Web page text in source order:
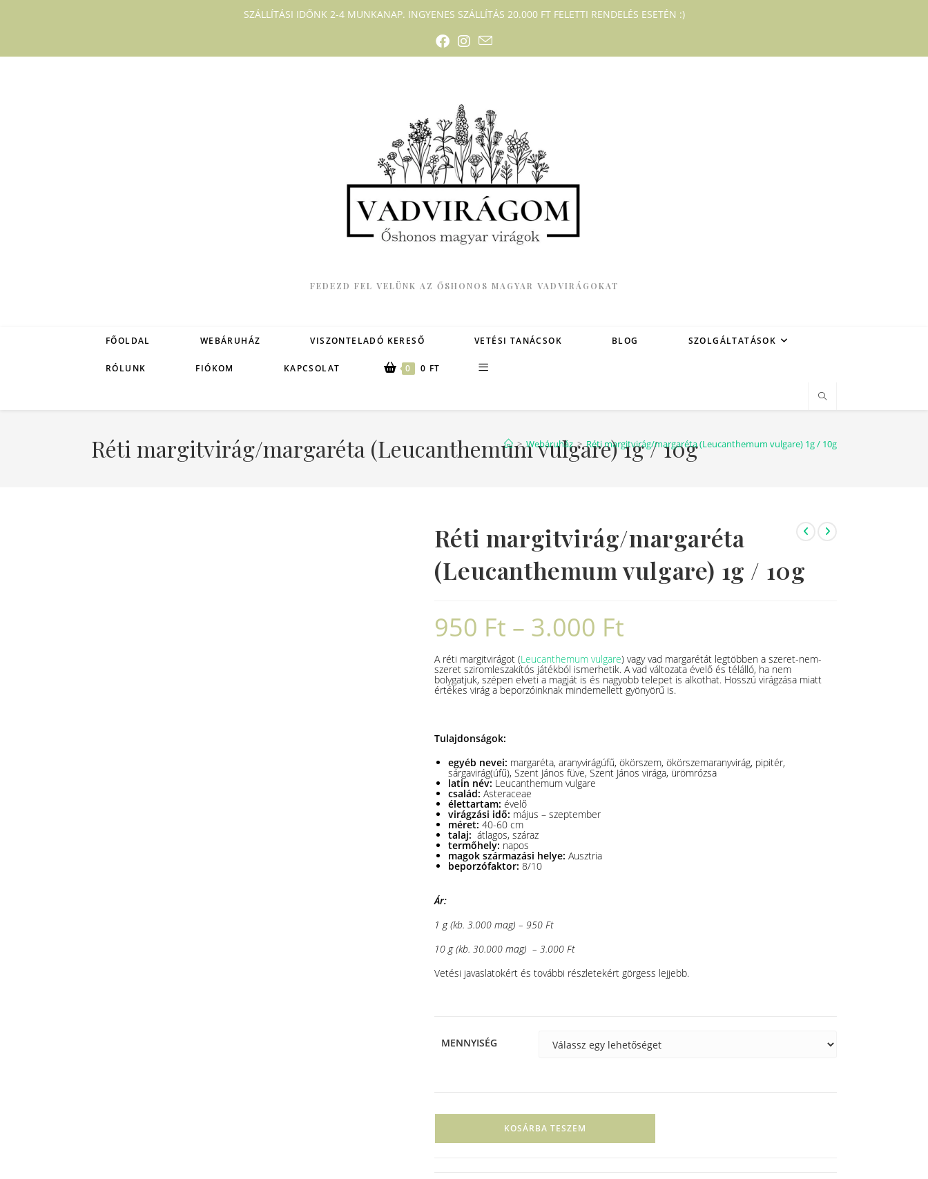
SZÁLLÍTÁSI IDŐNK 2-4 MUNKANAP. INGYENES SZÁLLÍTÁS 20.000 FT FELETTI RENDELÉS ESETÉN :)
FEDEZD FEL VELÜNK AZ ŐSHONOS MAGYAR VADVIRÁGOKAT
FŐOLDAL WEBÁRUHÁZ VISZONTELADÓ KERESŐ VETÉSI TANÁCSOK BLOG SZOLGÁLTATÁSOK
RÓLUNK FIÓKOM KAPCSOLAT 0 0 FT
Réti margitvirág/margaréta (Leucanthemum vulgare) 1g / 10g
> Webáruház > Réti margitvirág/margaréta (Leucanthemum vulgare) 1g / 10g
Réti margitvirág/margaréta
(Leucanthemum vulgare) 1g / 10g
950 Ft – 3.000 Ft
A réti margitvirágot (Leucanthemum vulgare) vagy vad margarétát legtöbben a szeret-nem-
szeret sziromleszakítós játékból ismerhetik. A vad változata évelő és télálló, ha nem
bolygatjuk, szépen elveti a magját is és nagyobb telepet is alkothat. Hosszú virágzása miatt
értékes virág a beporzóinknak mindemellett gyönyörű is.
Tulajdonságok:
egyéb nevei: margaréta, aranyvirágúfű, ökörszem, ökörszemaranyvirág, pipitér,
sárgavirág(úfű), Szent János füve, Szent János virága, ürömrózsa
latin név: Leucanthemum vulgare
család: Asteraceae
élettartam: évelő
virágzási idő: május – szeptember
méret: 40-60 cm
talaj: átlagos, száraz
termőhely: napos
magok származási helye: Ausztria
beporzófaktor: 8/10
Ár:
1 g (kb. 3.000 mag) – 950 Ft
10 g (kb. 30.000 mag) – 3.000 Ft
Vetési javaslatokért és további részletekért görgess lejjebb.
MENNYISÉG
KOSÁRBA TESZEM